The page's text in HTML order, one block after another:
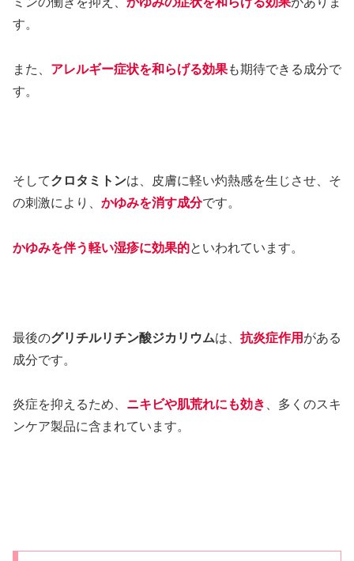
す。
また、 アレルギー症状を和らげる効果も期待できる成分で
す。
そしてクロタミトンは、皮膚に軽い灼熱感を生じさせ、そ
の刺激により、 かゆみを消す成分です。
かゆみを伴う軽い湿疹に効果的といわれています。
最後のグリチルリチン酸ジカリウムは、 抗炎症作用 がある
成分です。
炎症を抑えるため、 ニキビや肌荒れにも効き 、多くのスキ
ンケア製品に含まれています。